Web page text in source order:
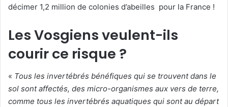
décimer 1,2 million de colonies d’abeilles pour la France !
Les Vosgiens veulent-ils
courir ce risque ?
« Tous les invertébrés bénéfiques qui se trouvent dans le
sol sont affectés, des micro-organismes aux vers de terre,
comme tous les invertébrés aquatiques qui sont au départ